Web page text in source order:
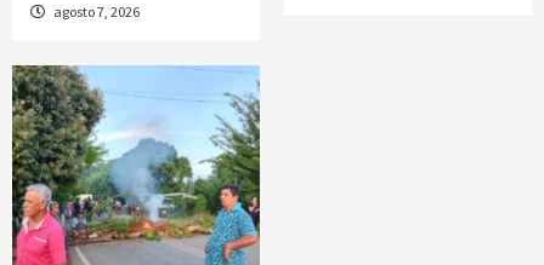
agosto 7, 2026